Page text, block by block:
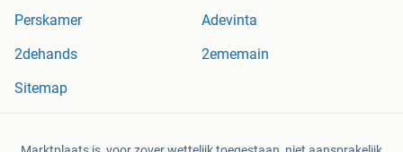
Perskamer
Adevinta
2dehands
2ememain
Sitemap